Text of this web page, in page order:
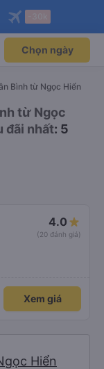
Mở app
Mở app
Chọn ngày
Bình từ Ngọc Hiển
từ Ngọc
đãi nhất: 5
4.0
(20 đánh giá)
Xem giá
Hiển